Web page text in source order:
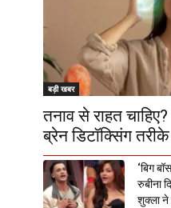
बड़ी खबर
तनाव से राहत
ब्रेन डिटॉक्सिंग
‘बिग
रुबीना
शुक्ला ने